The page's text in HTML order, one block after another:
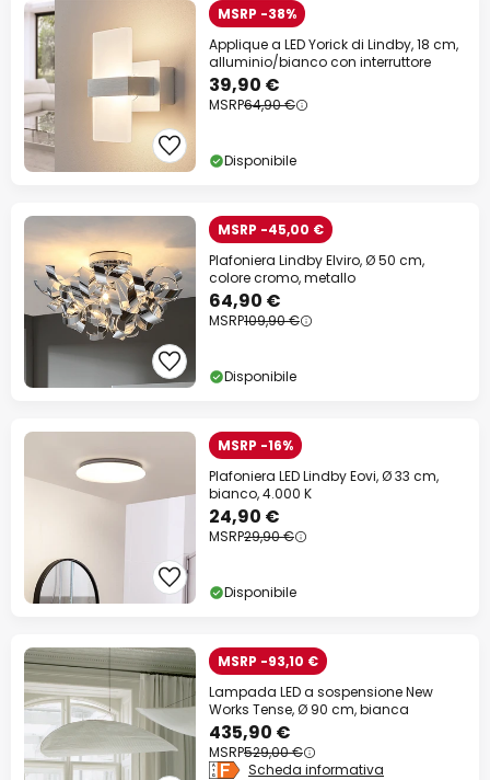
MSRP -38%
Applique a LED Yorick di Lindby, 18 cm,
alluminio/bianco con interruttore
39,90 €
MSRP64,90 €
Disponibile
MSRP -45,00 €
Plafoniera Lindby Elviro, Ø 50 cm,
colore cromo, metallo
64,90 €
MSRP109,90 €
Disponibile
MSRP -16%
Plafoniera LED Lindby Eovi, Ø 33 cm,
bianco, 4.000 K
24,90 €
MSRP29,90 €
Disponibile
MSRP -93,10 €
Lampada LED a sospensione New
Works Tense, Ø 90 cm, bianca
435,90 €
MSRP529,00 €
Scheda informativa